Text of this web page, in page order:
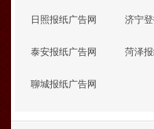
日照报纸广告网 济宁
泰安报纸广告网 菏泽
聊城报纸广告网